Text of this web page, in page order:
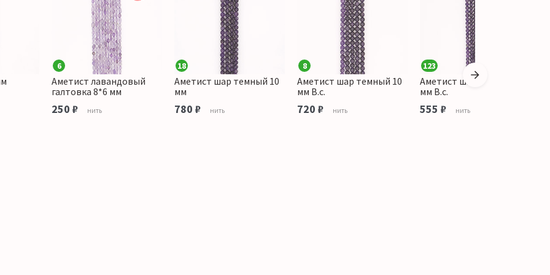
6
Аметист лавандовый
галтовка 8*6 мм
250 ₽ нить
18
Аметист шар темный 10
мм
780 ₽ нить
8
Аметист шар темный 10
мм В.с.
720 ₽ нить
123
Аметист шар темный 8
мм В.с.
555 ₽ нить